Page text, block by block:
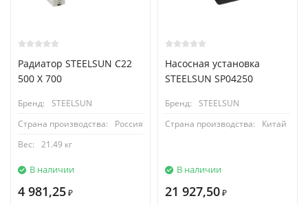
Радиатор STEELSUN С22
500 X 700
Бренд:
STEELSUN
Страна производства:
Россия
Вес:
21.49 кг
В наличии
4 981,25 ₽
Насосная установка
STEELSUN SP04250
Бренд:
STEELSUN
Страна производства:
Китай
В наличии
21 927,50 ₽